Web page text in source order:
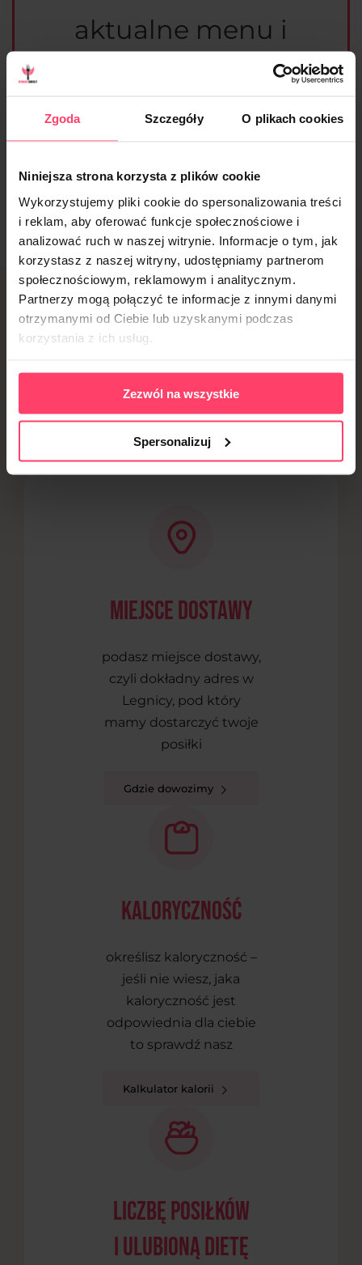
Zgoda Szczegóły O plikach cookies
Niniejsza strona korzysta z plików cookie
Wykorzystujemy pliki cookie do spersonalizowania treści
i reklam, aby oferować funkcje społecznościowe i
analizować ruch w naszej witrynie. Informacje o tym, jak
korzystasz z naszej witryny, udostępniamy partnerom
społecznościowym, reklamowym i analitycznym.
Partnerzy mogą połączyć te informacje z innymi danymi
otrzymanymi od Ciebie lub uzyskanymi podczas
korzystania z ich usług.
Zezwól na wszystkie
Spersonalizuj
aktualne menu i
wszystkie dostępne
diety
Sprawdzam
Jak zamówić dietę w
Legnicy?
Zamawianie diety w Legnicy jest proste i intuicyjne
dzięki naszej nowoczesnej aplikacji mobilnej. Daje Ci
ona pełną kontrolę nad jadłospisem. Wystarczy, że:
Miejsce dostawy
podasz miejsce dostawy,
czyli dokładny adres w
Legnicy, pod który
mamy dostarczyć twoje
posiłki
Gdzie dowozimy
kaloryczność
określisz kaloryczność –
jeśli nie wiesz, jaka
kaloryczność jest
odpowiednia dla ciebie
to sprawdź nasz
Kalkulator kalorii
liczbę posiłków
i ulubioną dietę